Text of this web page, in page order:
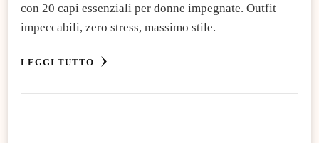
con 20 capi essenziali per donne impegnate. Outfit
impeccabili, zero stress, massimo stile.
LEGGI TUTTO